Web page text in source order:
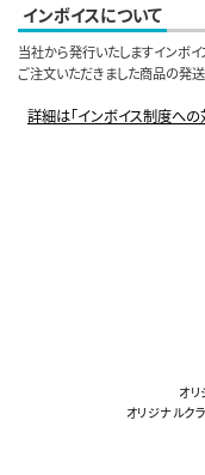
インボイスについて
当社から発行いたしますインボイ
ご注文いただきました商品の発送
詳細は「インボイス制度への
オリ
オリジナルク